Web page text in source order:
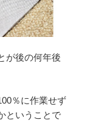
が後の何年後
％に作業せず
ということで